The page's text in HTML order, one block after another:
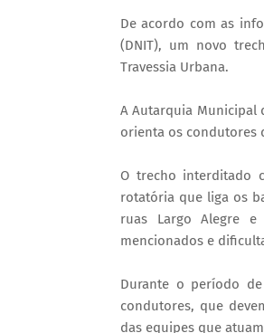
De acordo com as
(DNIT), um novo
Travessia Urbana.
A Autarquia Municipal
orienta os condutores
O trecho interditado
rotatória que liga os
ruas Largo Alegre
mencionados e
Durante o período
condutores, que
das equipes que